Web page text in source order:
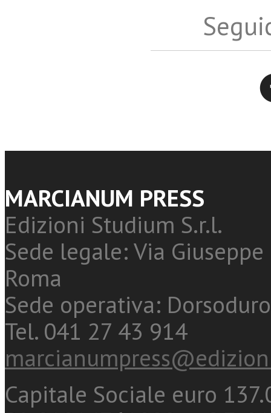
MARCIANUM PRESS
Edizioni Studium S.r.l.
Sede legale: Via
Roma
Sede operativa:
Tel. 041 27 43 914
Capitale Sociale euro